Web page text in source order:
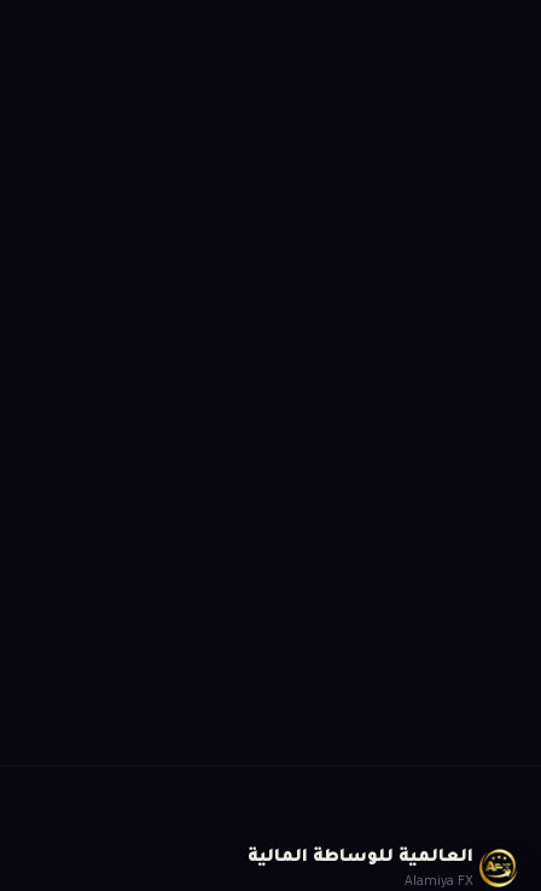
العالمية للوساطة المالية
Alamiya FX